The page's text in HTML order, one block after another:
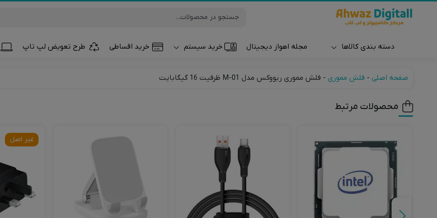
دسته بندی کالاها
ساعت و مچ بند ساعت هوشمند
مجله اهواز دیجیتال خرید سیستم خرید اقساطی طرح تعویض لپ تاپ
صفحه اصلی - فلش مموری - فلش مموری ریووکس مدل M-01 ظرفیت 16 گیگابایت
محصولات مرتبط
غیر اصل